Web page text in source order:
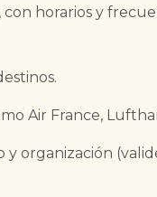
con horarios y
Air France,
organización